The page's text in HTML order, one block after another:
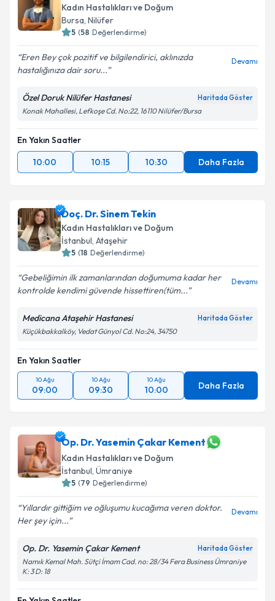
Kadın Hastalıkları ve Doğum
Bursa, Nilüfer
5 (58 Değerlendirme)
Eren Bey çok pozitif ve bilgilendirici, aklınızda
hastalığınıza dair soru...
Devamı
Özel Doruk Nilüfer Hastanesi Haritada Göster
Konak Mahallesi, Lefkoşe Cd. No:22, 16110 Nilüfer/Bursa
En Yakın Saatler
10:00
10:15 10:30 Daha Fazla
Doç. Dr. Sinem Tekin
Kadın Hastalıkları ve Doğum
İstanbul, Ataşehir
5 (18 Değerlendirme)
Gebeliğimin ilk zamanlarından doğumuma kadar her
kontrolde kendimi güvende hissettiren(tüm...
Devamı
Medicana Ataşehir Hastanesi Haritada Göster
Küçükbakkalköy, Vedat Günyol Cd. No:24, 34750
En Yakın Saatler
10 Ağu
09:00
10 Ağu
09:30
10 Ağu
10:00 Daha Fazla
Op. Dr. Yasemin Çakar Kement
Kadın Hastalıkları ve Doğum
İstanbul, Ümraniye
5 (79 Değerlendirme)
Yıllardır gittiğim ve oğluşumu kucağıma veren doktor.
Her şey için...
Devamı
Op. Dr. Yasemin Çakar Kement Haritada Göster
Namık Kemal Mah. Sütçi İmam Cad. no: 28/34 Fera Business Ümraniye
K: 3 D: 18